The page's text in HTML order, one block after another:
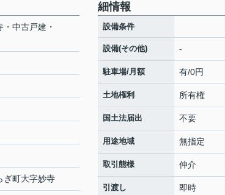
中古戸建・
ぎ町大字妙寺
細情報
設備条件
設備(その他) -
駐車場/月額 有/0円
土地権利 所有権
国土法届出 不要
用途地域 無指定
取引態様 仲介
引渡し 即時